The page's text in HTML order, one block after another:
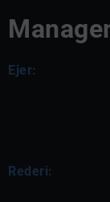
Ejer:
Rederi: